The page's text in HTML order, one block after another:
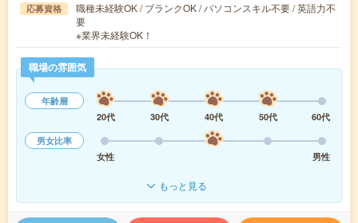
応募資格
職種未経験OK / ブランクOK / パソコンスキル不要 / 英語力不
要
※業界未経験OK！
職場の雰囲気
年齢層
20代
30代 40代 50代
60代
男女比率
女性
男性
もっと見る